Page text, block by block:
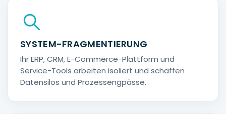
SYSTEM-FRAGMENTIERUNG
Ihr ERP, CRM, E-Commerce-Plattform und
Service-Tools arbeiten isoliert und schaffen
Datensilos und Prozessengpässe.